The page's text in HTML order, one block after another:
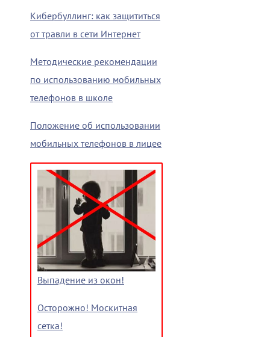
Кибербуллинг: как защититься
от травли в сети Интернет
Методические рекомендации
по использованию мобильных
телефонов в школе
Положение об использовании
мобильных телефонов в лицее
Выпадение из окон!
Осторожно! Москитная
сетка!